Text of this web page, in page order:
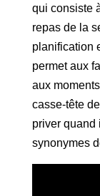
qui consiste
repas de la
planification
permet aux
aux
casse-tête
priver quand
synonymes